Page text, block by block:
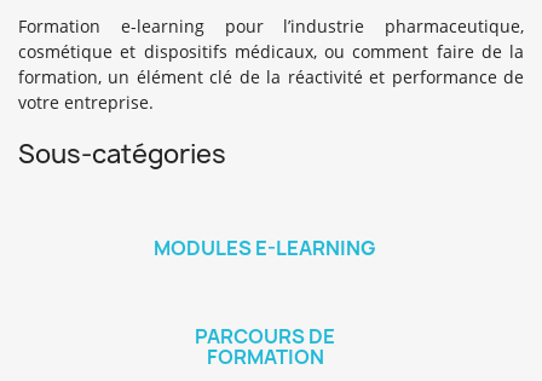
Formation e-learning pour l’industrie pharmaceutique,
cosmétique et dispositifs médicaux, ou comment faire de la
formation, un élément clé de la réactivité et performance de
votre entreprise.
Sous-catégories
MODULES E-LEARNING
PARCOURS DE
FORMATION